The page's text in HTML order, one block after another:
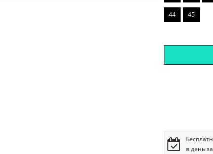
44 45
в день